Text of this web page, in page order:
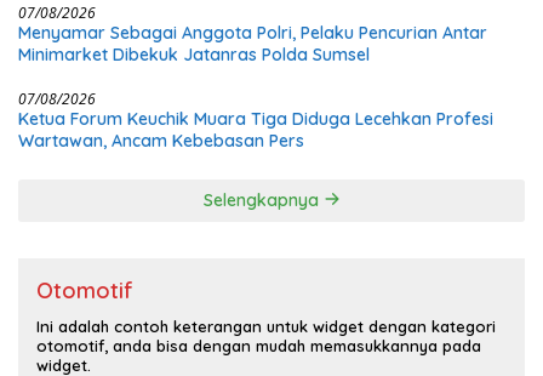
07/08/2026
Menyamar Sebagai Anggota Polri, Pelaku Pencurian Antar
Minimarket Dibekuk Jatanras Polda Sumsel
07/08/2026
Ketua Forum Keuchik Muara Tiga Diduga Lecehkan Profesi
Wartawan, Ancam Kebebasan Pers
Selengkapnya
Otomotif
Ini adalah contoh keterangan untuk widget dengan kategori
otomotif, anda bisa dengan mudah memasukkannya pada
widget.